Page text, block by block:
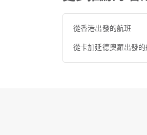
從香港出發的航班
從卡加延德奧羅出發的